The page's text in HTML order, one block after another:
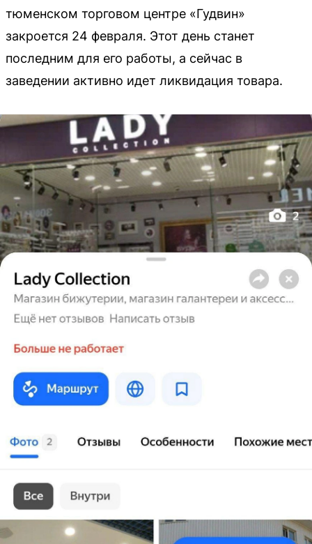
тюменском торговом центре «Гудвин»
закроется 24 февраля. Этот день станет
последним для его работы, а сейчас в
заведении активно идет ликвидация товара.